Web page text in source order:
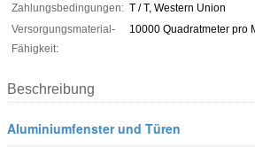
Zahlungsbedingungen: T / T, Western Union
Versorgungsmaterial-
Fähigkeit:
10000 Quadratmeter pro
Beschreibung
Aluminiumfenster und Türen